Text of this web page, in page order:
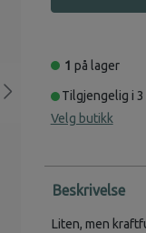
1 på lager
Tilgjengelig i
Velg butikk
Beskrivelse
Liten, men